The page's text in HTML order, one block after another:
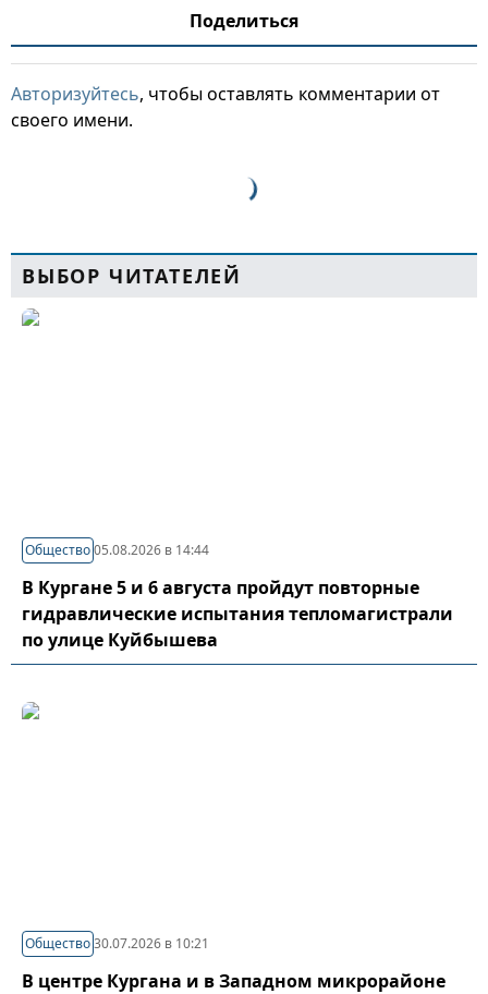
Поделиться
Авторизуйтесь, чтобы оставлять комментарии от
своего имени.
ВЫБОР ЧИТАТЕЛЕЙ
Общество05.08.2026 в 14:44
В Кургане 5 и 6 августа пройдут повторные
гидравлические испытания тепломагистрали
по улице Куйбышева
Общество30.07.2026 в 10:21
В центре Кургана и в Западном микрорайоне